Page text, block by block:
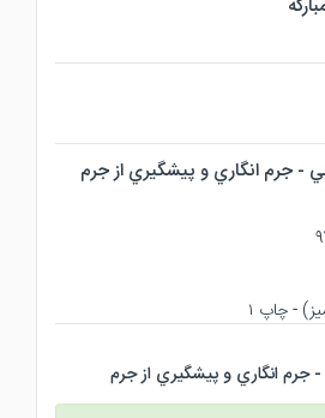
- جرم انگاري و پيشگيري از جرم
جرم انگاري و پيشگيري از جرم